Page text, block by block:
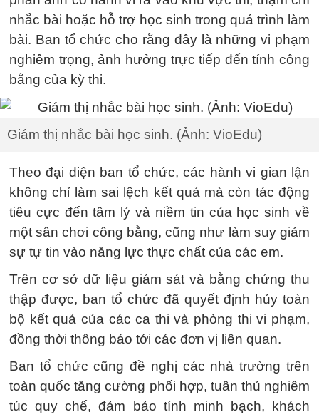
nhắc bài hoặc hỗ trợ học sinh trong quá trình làm
bài. Ban tổ chức cho rằng đây là những vi phạm
nghiêm trọng, ảnh hưởng trực tiếp đến tính công
bằng của kỳ thi.
Giám thị nhắc bài học sinh. (Ảnh: VioEdu)
Theo đại diện ban tổ chức, các hành vi gian lận
không chỉ làm sai lệch kết quả mà còn tác động
tiêu cực đến tâm lý và niềm tin của học sinh về
một sân chơi công bằng, cũng như làm suy giảm
sự tự tin vào năng lực thực chất của các em.
Trên cơ sở dữ liệu giám sát và bằng chứng thu
thập được, ban tổ chức đã quyết định hủy toàn
bộ kết quả của các ca thi và phòng thi vi phạm,
đồng thời thông báo tới các đơn vị liên quan.
Ban tổ chức cũng đề nghị các nhà trường trên
toàn quốc tăng cường phối hợp, tuân thủ nghiêm
túc quy chế, đảm bảo tính minh bạch, khách